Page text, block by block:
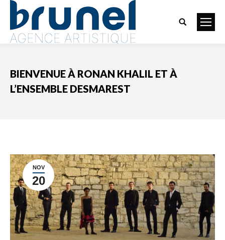
Search:
BIENVENUE À RONAN KHALIL ET À
L’ENSEMBLE DESMAREST
NOV
20